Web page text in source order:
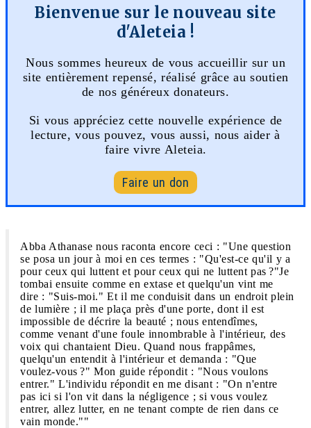
Bienvenue sur le nouveau site
d'Aleteia !
Nous sommes heureux de vous accueillir sur un
site entièrement repensé, réalisé grâce au soutien
de nos généreux donateurs.
Si vous appréciez cette nouvelle expérience de
lecture, vous pouvez, vous aussi, nous aider à
faire vivre Aleteia.
Faire un don
Abba Athanase nous raconta encore ceci : "Une question
se posa un jour à moi en ces termes : "Qu'est-ce qu'il y a
pour ceux qui luttent et pour ceux qui ne luttent pas ?"Je
tombai ensuite comme en extase et quelqu'un vint me
dire : "Suis-moi." Et il me conduisit dans un endroit plein
de lumière ; il me plaça près d'une porte, dont il est
impossible de décrire la beauté ; nous entendîmes,
comme venant d'une foule innombrable à l'intérieur, des
voix qui chantaient Dieu. Quand nous frappâmes,
quelqu'un entendit à l'intérieur et demanda : "Que
voulez-vous ?" Mon guide répondit : "Nous voulons
entrer." L'individu répondit en me disant : "On n'entre
pas ici si l'on vit dans la négligence ; si vous voulez
entrer, allez lutter, en ne tenant compte de rien dans ce
vain monde.""